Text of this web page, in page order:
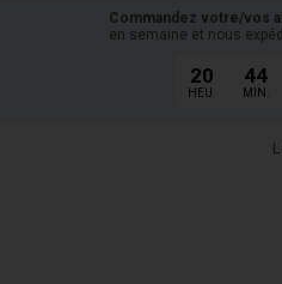
Commandez votre/vos
en semaine et nous
20
HEU.
44
MIN.